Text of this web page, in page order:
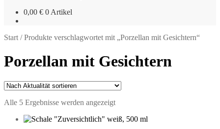
0,00 € 0 Artikel
Start /Produkte verschlagwortet mit „Porzellan mit Gesichtern“
Porzellan mit Gesichtern
Alle 5 Ergebnisse werden angezeigtNach
sortiert